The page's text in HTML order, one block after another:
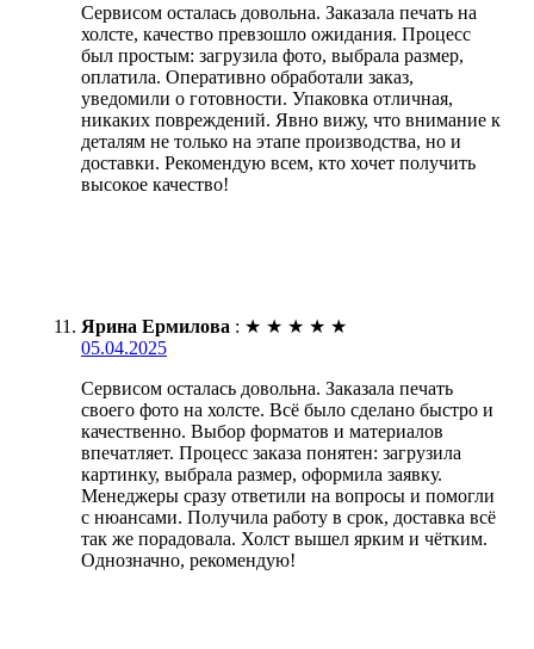
Сервисом осталась довольна. Заказала печать на
холсте, качество превзошло ожидания. Процесс
был простым: загрузила фото, выбрала размер,
оплатила. Оперативно обработали заказ,
уведомили о готовности. Упаковка отличная,
никаких повреждений. Явно вижу, что внимание к
деталям не только на этапе производства, но и
доставки. Рекомендую всем, кто хочет получить
высокое качество!
Ярина Ермилова : ★ ★ ★ ★ ★
05.04.2025
Сервисом осталась довольна. Заказала печать
своего фото на холсте. Всё было сделано быстро и
качественно. Выбор форматов и материалов
впечатляет. Процесс заказа понятен: загрузила
картинку, выбрала размер, оформила заявку.
Менеджеры сразу ответили на вопросы и помогли
с нюансами. Получила работу в срок, доставка всё
так же порадовала. Холст вышел ярким и чётким.
Однозначно, рекомендую!